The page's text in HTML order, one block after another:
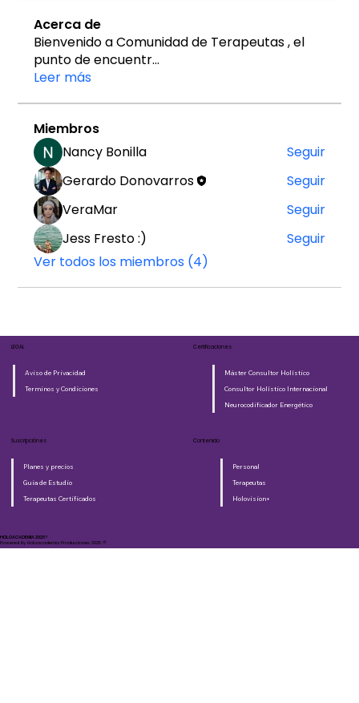
Acerca de
Bienvenido a Comunidad de Terapeutas , el
punto de encuentr...
Leer más
Miembros
Nancy Bonilla
Seguir
Gerardo Donovarros
Seguir
VeraMar
Seguir
Jess Fresto :)
Seguir
Ver todos los miembros (4)
Aviso de Privacidad
Terminos y Condiciones
LEGAL
Máster Consultor Holístico
Consultor Holístico Internacional
Neurocodificador Energético
Certificaciones
Contenido
Personal
Terapeutas
Holovision+
Planes y precios
Guia de Estudio
Terapeutas Certificados
Suscripciónes
HOLOACADEMIA 2025®​
Powered By Holoacademia Producciones 2025 ©